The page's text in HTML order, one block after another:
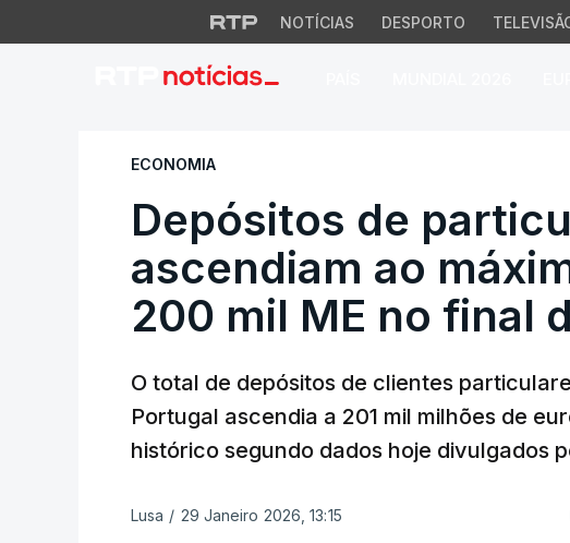
NOTÍCIAS DESPORTO
Depósitos de
ECONOMIA
Depósitos de
ascendiam ao
200 mil ME no final
O total de depósitos de clientes
Portugal ascendia a 201 mil milhões de
histórico segundo dados hoje divulgados
Lusa / 29 Janeiro 2026, 13:15